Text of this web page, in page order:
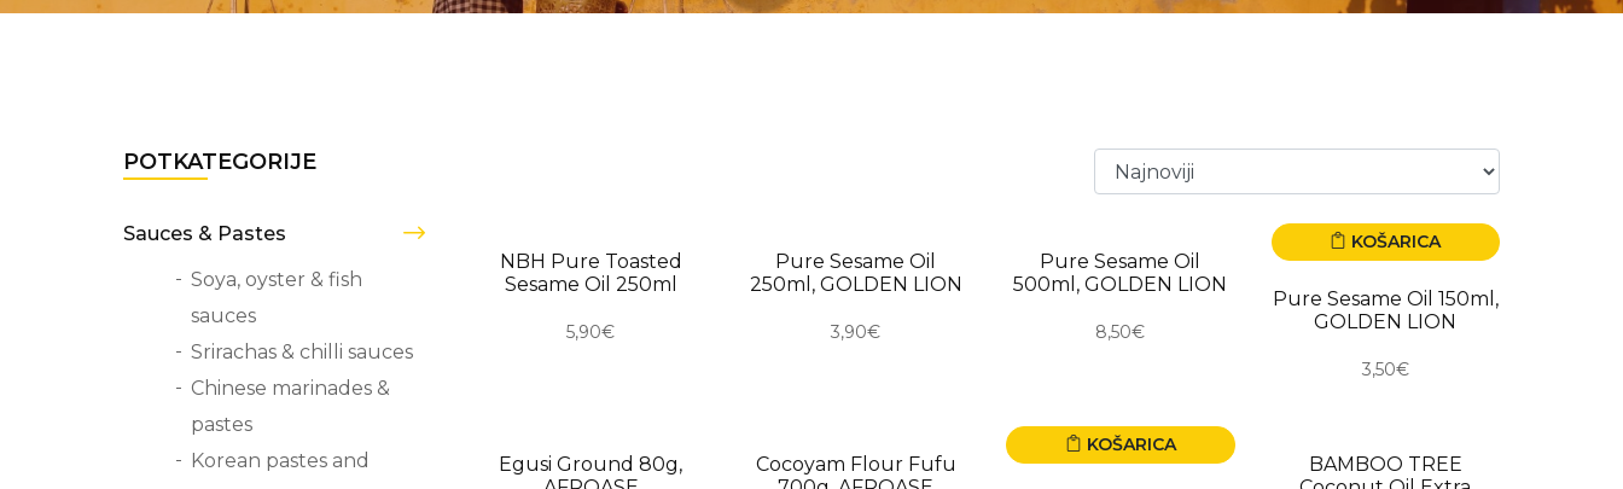
POTKATEGORIJE
Sauces & Pastes
Soya, oyster & fish
sauces
Srirachas & chilli sauces
Chinese marinades &
pastes
Korean pastes and
NBH Pure Toasted
Sesame Oil 250ml
5,90€
Pure Sesame Oil
250ml, GOLDEN LION
3,90€
Pure Sesame Oil
500ml, GOLDEN LION
8,50€
KOŠARICA
Pure Sesame Oil 150ml,
GOLDEN LION
3,50€
USKORO
Egusi Ground 80g,
Cocoyam Flour Fufu
KOŠARICA
BAMBOO TREE